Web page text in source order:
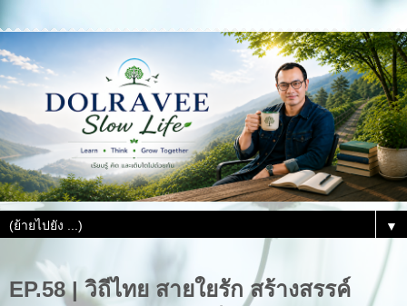
▼
EP.58 | วิถีไทย สายใยรัก สร้างสรรค์